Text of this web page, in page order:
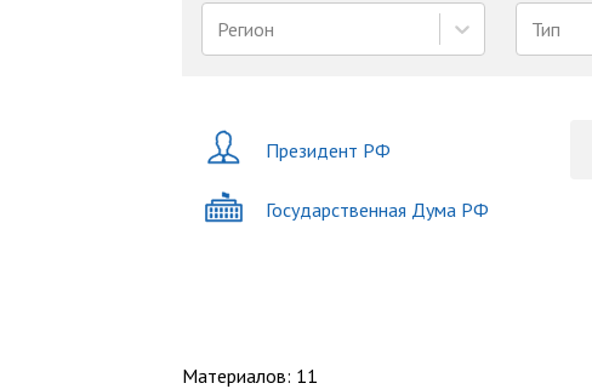
Регион Тип
Президент РФ
Государственная Дума РФ
Материалов: 11